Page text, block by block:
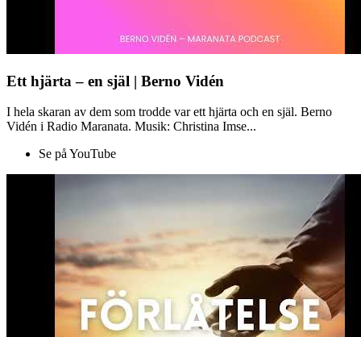
Ett hjärta – en själ | Berno Vidén
I hela skaran av dem som trodde var ett hjärta och en själ. Berno
Vidén i Radio Maranata. Musik: Christina Imse...
Se på YouTube